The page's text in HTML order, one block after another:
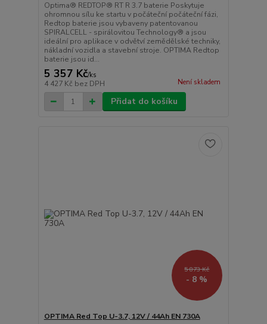
Optima® REDTOP® RT R 3.7 baterie Poskytuje
ohromnou sílu ke startu v počáteční počáteční fázi,
Redtop baterie jsou vybaveny patentovanou
SPIRALCELL - spirálovitou Technology® a jsou
ideální pro aplikace v odvětví zemědělské techniky,
nákladní vozidla a stavební stroje. OPTIMA Redtop
baterie jsou id...
5 357 Kč/ks
4 427 Kč bez DPH Není skladem
Přidat do košíku
5 873 Kč
- 8 %
OPTIMA Red Top U-3.7, 12V / 44Ah EN 730A